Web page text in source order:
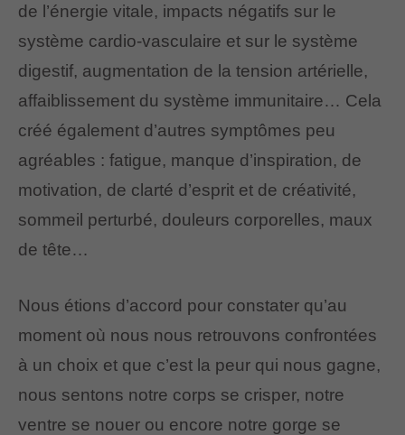
de l’énergie vitale, impacts négatifs sur le
système cardio-vasculaire et sur le système
digestif, augmentation de la tension artérielle,
affaiblissement du système immunitaire… Cela
créé également d’autres symptômes peu
agréables : fatigue, manque d’inspiration, de
motivation, de clarté d’esprit et de créativité,
sommeil perturbé, douleurs corporelles, maux
de tête…
Nous étions d’accord pour constater qu’au
moment où nous nous retrouvons confrontées
à un choix et que c’est la peur qui nous gagne,
nous sentons notre corps se crisper, notre
ventre se nouer ou encore notre gorge se